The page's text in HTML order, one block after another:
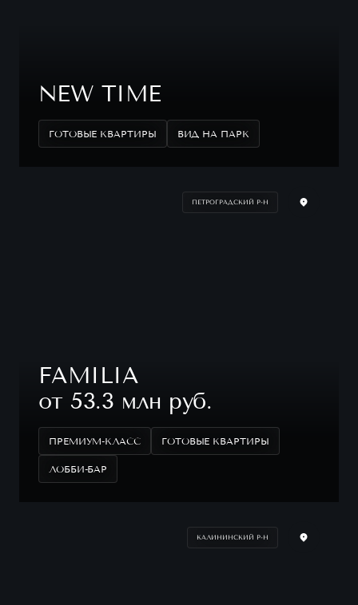
NEW TIME
ГОТОВЫЕ КВАРТИРЫ ВИД НА ПАРК
ПЕТРОГРАДСКИЙ Р-Н
FAMILIA
от 53.3 млн руб.
ПРЕМИУМ-КЛАСС ГОТОВЫЕ КВАРТИРЫ
ЛОББИ-БАР
КАЛИНИНСКИЙ Р-Н